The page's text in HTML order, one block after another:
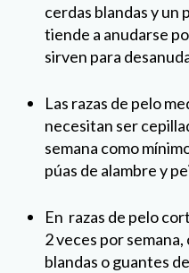
cerdas blandas y un
tiende a anudarse
sirven para
Las razas de pelo
necesitan ser
semana como
púas de alambre y
En razas de pelo
2 veces por
blandas o guantes